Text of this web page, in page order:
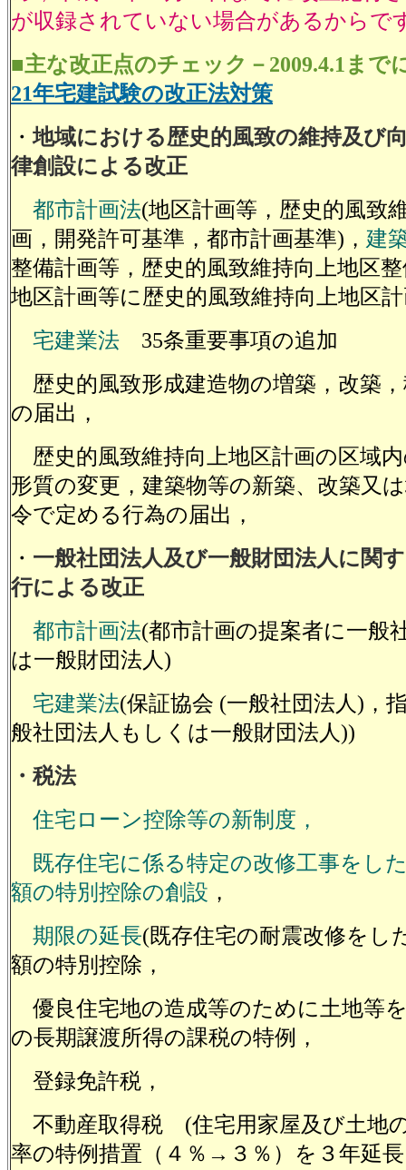
が収録されていない場合があるからで
■主な改正点のチェック－2009.4.1まで
21年宅建試験の改正法対策
・地域における歴史的風致の維持及び
律創設による改正
都市計画法(地区計画等，歴史的風致
画，開発許可基準，都市計画基準)， 建
整備計画等，歴史的風致維持向上地区
地区計画等に歴史的風致維持向上地区
宅建業法 35条重要事項の追加
歴史的風致形成建造物の増築，改築
の届出，
歴史的風致維持向上地区計画の区域
形質の変更，建築物等の新築、改築又
令で定める行為の届出 ，
・ 一般社団法人及び一般財団法人に関
行による改正
都市計画法(都市計画の提案者に一般
は一般財団法人)
宅建業法(保証協会 (一般社団法人)，
般社団法人もしくは一般財団法人))
・税法
住宅ローン控除等の新制度，
既存住宅に係る特定の改修工事をし
額の特別控除の創設 ，
期限の延長(既存住宅の耐震改修をし
額の特別控除，
優良住宅地の造成等のために土地等
の長期譲渡所得の課税の特例，
登録免許税，
不動産取得税 (住宅用家屋及び土地
率の特例措置（４％→３％）を３年延